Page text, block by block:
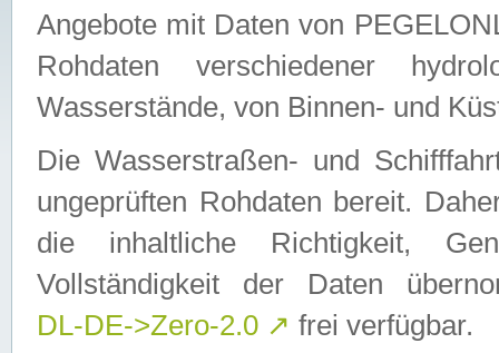
Angebote mit Daten von
Rohdaten verschiedener
Wasserstände, von Binnen- und
Die Wasserstraßen- und
ungeprüften Rohdaten bereit.
die inhaltliche Richtigkeit,
Vollständigkeit der Daten
DL-DE->Zero-2.0 ↗ frei verfügbar.